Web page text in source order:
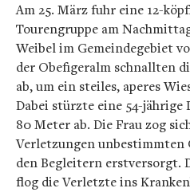
Am 25. März fuhr eine 12-
Tourengruppe am
Weibel im Gemeindegebiet
der Obefigeralm schnallten
ab, um ein steiles, aperes
Dabei stürzte eine 54-jährige
80 Meter ab. Die Frau zog
Verletzungen unbestimmten
den Begleitern erstversorgt.
flog die Verletzte ins